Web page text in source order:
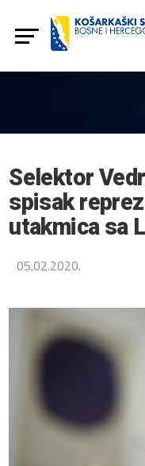
Selektor
spisak
utakmica sa
05.02.2020.